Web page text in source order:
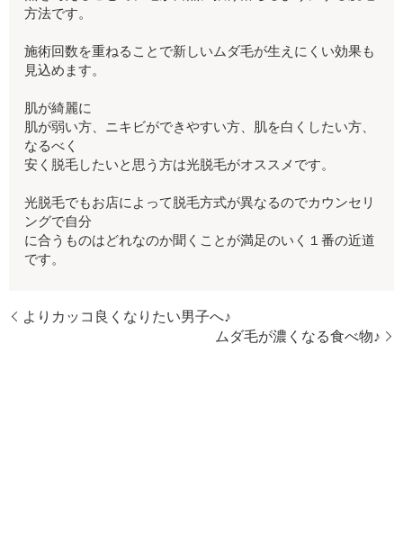
方法です。
施術回数を重ねることで新しいムダ毛が生えにくい効果も
見込めます。
肌が綺麗に
肌が弱い方、ニキビができやすい方、肌を白くしたい方、
なるべく
安く脱毛したいと思う方は光脱毛がオススメです。
光脱毛でもお店によって脱毛方式が異なるのでカウンセリ
ングで自分
に合うものはどれなのか聞くことが満足のいく１番の近道
です。
よりカッコ良くなりたい男子へ♪
ムダ毛が濃くなる食べ物♪